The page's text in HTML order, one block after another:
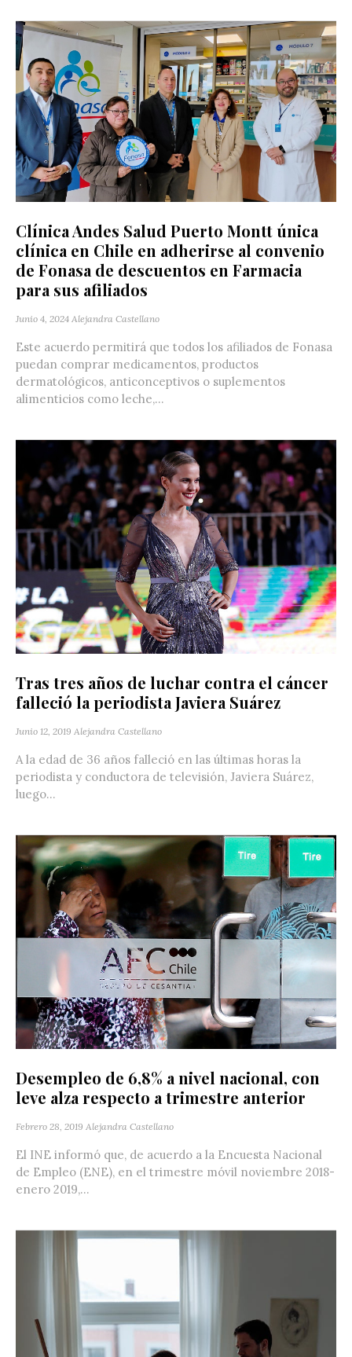
Clínica Andes Salud Puerto Montt única
clínica en Chile en adherirse al convenio
de Fonasa de descuentos en Farmacia
para sus afiliados
Junio 4, 2024 Alejandra Castellano
Este acuerdo permitirá que todos los afiliados de Fonasa
puedan comprar medicamentos, productos
dermatológicos, anticonceptivos o suplementos
alimenticios como leche,...
Tras tres años de luchar contra el cáncer
falleció la periodista Javiera Suárez
Junio 12, 2019 Alejandra Castellano
A la edad de 36 años falleció en las últimas horas la
periodista y conductora de televisión, Javiera Suárez,
luego...
Desempleo de 6,8% a nivel nacional, con
leve alza respecto a trimestre anterior
Febrero 28, 2019 Alejandra Castellano
El INE informó que, de acuerdo a la Encuesta Nacional
de Empleo (ENE), en el trimestre móvil noviembre 2018-
enero 2019,...